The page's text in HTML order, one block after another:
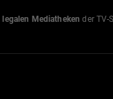
Mediatheken der TV-